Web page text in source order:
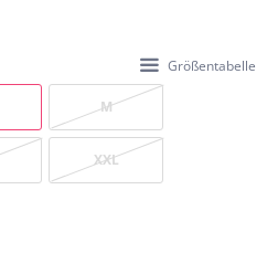
Größentabelle
M
XXL